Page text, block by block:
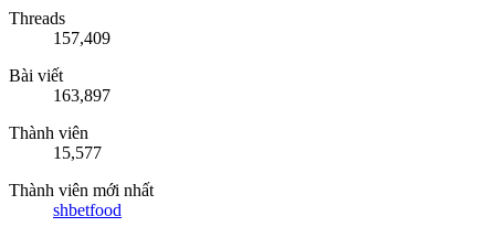
Threads
157,409
Bài viết
163,897
Thành viên
15,577
Thành viên mới nhất
shbetfood